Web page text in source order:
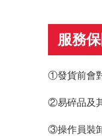
服務保
①發貨前會
②易碎品及
③操作員裝